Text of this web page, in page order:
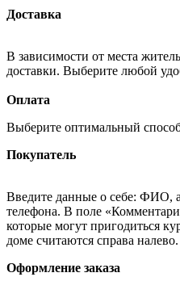
Доставка
В зависимости от места
доставки. Выберите любой
Оплата
Выберите оптимальный
Покупатель
Введите данные о себе: ФИО,
телефона. В поле
которые могут пригодиться
доме считаются справа налево.
Оформление заказа